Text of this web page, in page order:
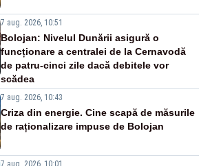
7 aug. 2026, 10:51
Bolojan: Nivelul Dunării asigură o
funcționare a centralei de la Cernavodă
de patru-cinci zile dacă debitele vor
scădea
7 aug. 2026, 10:43
Criza din energie. Cine scapă de măsurile
de raționalizare impuse de Bolojan
7 aug. 2026, 10:01